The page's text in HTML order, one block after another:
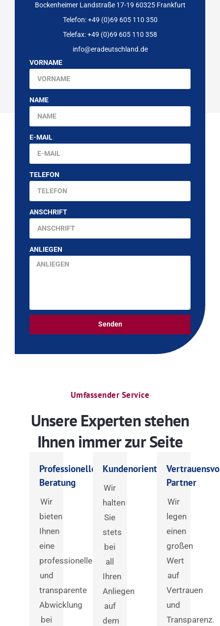
Bockenheimer Landstraße 17-19 60325 Frankfurt
Telefon: +49 (0)69 605 110 350
Telefax: +49 (0)69 605 110 358
info@eradeutschland.de
VORNAME
NAME
E-MAIL
TELEFON
ANSCHRIFT
ANLIEGEN
Senden
Umfassender Service
Unsere Experten stehen
Ihnen immer zur Seite
Professionelle
Beratung
Wir
bieten
Ihnen
eine
professionelle
und
transparente
Abwicklung
bei
Kundenorientiert
Wir
halten
Sie
stets
bei
all
Ihren
Anliegen
auf
dem
Partner
Wir
legen
einen
großen
Wert
auf
Vertrauen
und
Transparenz.